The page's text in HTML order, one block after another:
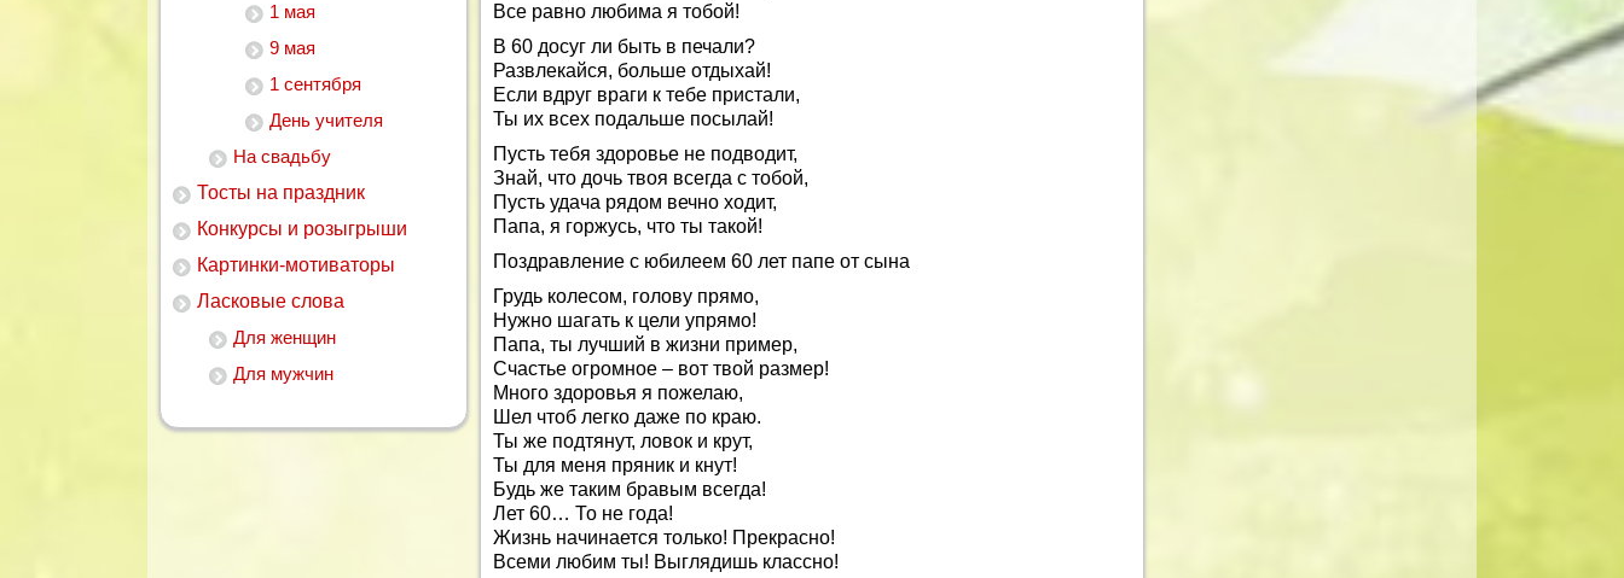
1 мая
9 мая
1 сентября
День учителя
На свадьбу
Тосты на праздник
Конкурсы и розыгрыши
Картинки-мотиваторы
Ласковые слова
Для женщин
Для мужчин
Все равно любима я тобой!
В 60 досуг ли быть в печали?
Развлекайся, больше отдыхай!
Если вдруг враги к тебе пристали,
Ты их всех подальше посылай!
Пусть тебя здоровье не подводит,
Знай, что дочь твоя всегда с тобой,
Пусть удача рядом вечно ходит,
Папа, я горжусь, что ты такой!
Поздравление с юбилеем 60 лет папе от сына
Грудь колесом, голову прямо,
Нужно шагать к цели упрямо!
Папа, ты лучший в жизни пример,
Счастье огромное – вот твой размер!
Много здоровья я пожелаю,
Шел чтоб легко даже по краю.
Ты же подтянут, ловок и крут,
Ты для меня пряник и кнут!
Будь же таким бравым всегда!
Лет 60… То не года!
Жизнь начинается только! Прекрасно!
Всеми любим ты! Выглядишь классно!